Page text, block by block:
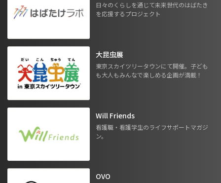
日々のくらしを通じて未来世代のはばたき
を応援するプロジェクト
大昆虫展
東京スカイツリータウンにて開催。子ども
も大人もみんなで楽しめる企画が満載！
Will Friends
看護職・看護学生のライフサポートマガジ
ン。
OVO